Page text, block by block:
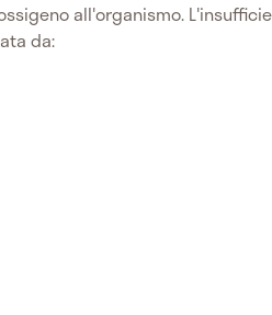
all'organismo.
da: